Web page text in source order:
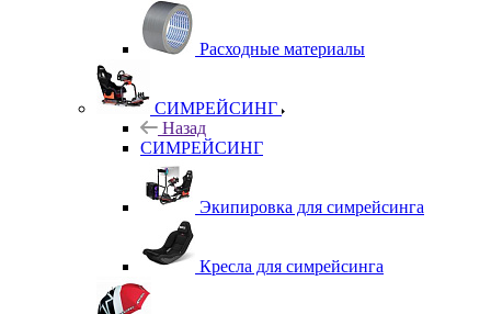
Расходные материалы
СИМРЕЙСИНГ
Назад
СИМРЕЙСИНГ
Экипировка для симрейсинга
Кресла для симрейсинга